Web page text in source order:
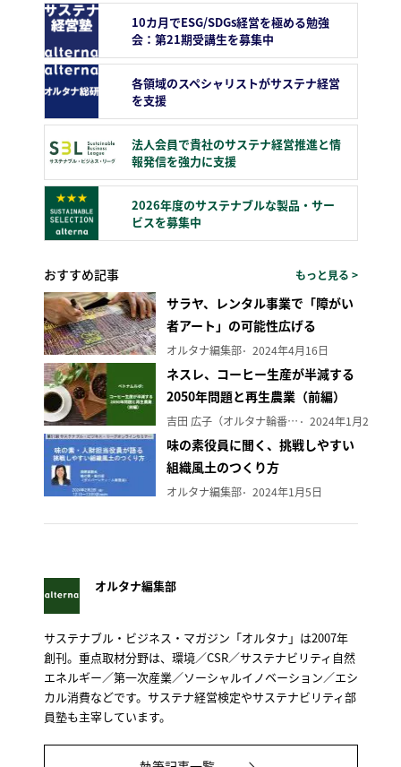
10カ月でESG/SDGs経営を極める勉強
会：第21期受講生を募集中
各領域のスペシャリストがサステナ経営
を支援
法人会員で貴社のサステナ経営推進と情
報発信を強力に支援
2026年度のサステナブルな製品・サー
ビスを募集中
おすすめ記事 もっと見る >
サラヤ、レンタル事業で「障がい
者アート」の可能性広げる
オルタナ編集部 2024年4月16日
ネスレ、コーヒー生産が半減する
2050年問題と再生農業（前編）
吉田 広子（オルタナ輪番編集長） 2024年1月29日
味の素役員に聞く、挑戦しやすい
組織風土のつくり方
オルタナ編集部 2024年1月5日
オルタナ編集部
サステナブル・ビジネス・マガジン「オルタナ」は2007年
創刊。重点取材分野は、環境／CSR／サステナビリティ自然
エネルギー／第一次産業／ソーシャルイノベーション／エシ
カル消費などです。サステナ経営検定やサステナビリティ部
員塾も主宰しています。